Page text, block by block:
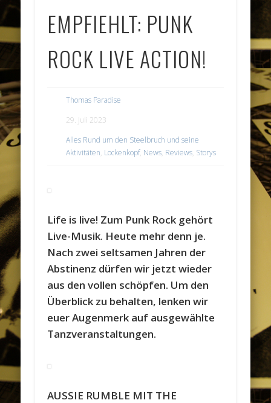
EMPFIEHLT: PUNK
ROCK LIVE ACTION!
Thomas Paradise
29. Juli 2023
Alles Rund um den Steelbruch und seine
Aktivitäten, Lockenkopf, News, Reviews, Storys
Life is live! Zum Punk Rock gehört
Live-Musik. Heute mehr denn je.
Nach zwei seltsamen Jahren der
Abstinenz dürfen wir jetzt wieder
aus den vollen schöpfen. Um den
Überblick zu behalten, lenken wir
euer Augenmerk auf ausgewählte
Tanzveranstaltungen.
AUSSIE RUMBLE MIT THE